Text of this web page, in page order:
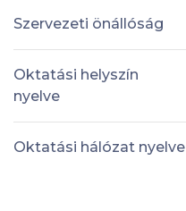
Szervezeti önállóság
Oktatási helyszín
nyelve
Oktatási hálózat nyelve